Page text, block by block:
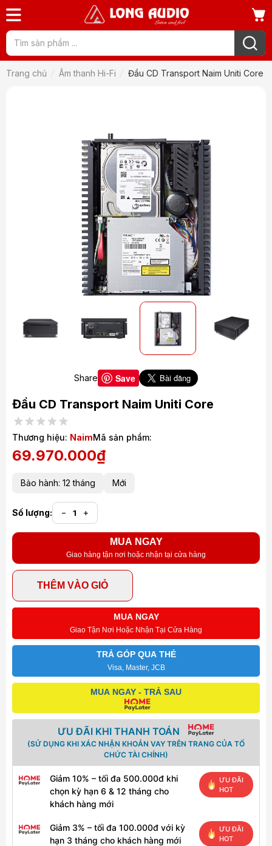
Trang chủ Âm thanh Hi-Fi Đầu CD Transport Naim Uniti Core
Share Save
Đầu CD Transport Naim Uniti Core
Thương hiệu: NaimMã sản phẩm:
69.970.000₫
Bảo hành: 12 tháng Mới
Số lượng: − +
MUA NGAY
Giao hàng tận nơi hoặc nhận tại cửa hàng
THÊM VÀO GIỎ
MUA NGAY
Giao Tận Nơi Hoặc Nhận Tại Cửa Hàng
TRẢ GÓP QUA THẺ
Visa, Master, JCB
MUA NGAY - TRẢ SAU
ƯU ĐÃI KHI THANH TOÁN
(SỬ DỤNG KHI XÁC NHẬN KHOẢN VAY TRÊN TRANG CỦA TỔ
CHỨC TÀI CHÍNH)
Giảm 10% – tối đa 500.000đ khi
chọn kỳ hạn 6 & 12 tháng cho
khách hàng mới
ƯU ĐÃI
HOT
Giảm 3% – tối đa 100.000đ với kỳ
hạn 3 tháng cho khách hàng mới
ƯU ĐÃI
HOT